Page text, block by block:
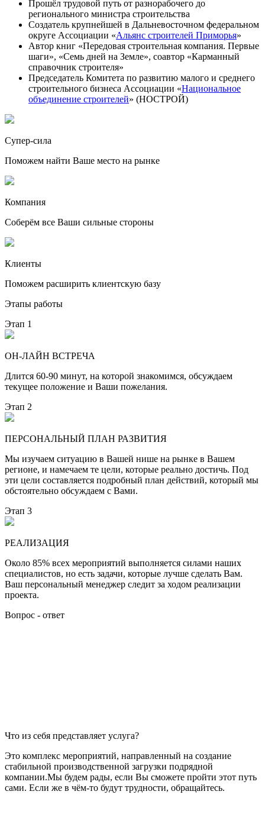
Прошёл трудовой путь от разнорабочего до
регионального министра строительства
Создатель крупнейшей в Дальневосточном федеральном
округе Ассоциации «Альянс строителей Приморья»
Автор книг «Передовая строительная компания. Первые
шаги», «Семь дней на Земле», соавтор «Карманный
справочник строителя»
Председатель Комитета по развитию малого и среднего
строительного бизнеса Ассоциации «Национальное
объединение строителей» (НОСТРОЙ)
Супер-сила
Поможем найти Ваше место на рынке
Компания
Соберём все Ваши сильные стороны
Клиенты
Поможем расширить клиентскую базу
Этапы работы
Этап 1
ОН-ЛАЙН ВСТРЕЧА
Длится 60-90 минут, на которой знакомимся, обсуждаем
текущее положение и Ваши пожелания.
Этап 2
ПЕРСОНАЛЬНЫЙ ПЛАН РАЗВИТИЯ
Мы изучаем ситуацию в Вашей нише на рынке в Вашем
регионе, и намечаем те цели, которые реально достичь. Под
эти цели составляется подробный план действий, который мы
обстоятельно обсуждаем с Вами.
Этап 3
РЕАЛИЗАЦИЯ
Около 85% всех мероприятий выполняется силами наших
специалистов, но есть задачи, которые лучше сделать Вам.
Ваш персональный менеджер следит за ходом реализации
проекта.
Вопрос - ответ
Что из себя представляет услуга?
Это комплекс мероприятий, направленный на создание
стабильной производственной загрузки подрядной
компании.Мы будем рады, если Вы сможете пройти этот путь
сами. Если же в чём-то будут трудности, обращайтесь.